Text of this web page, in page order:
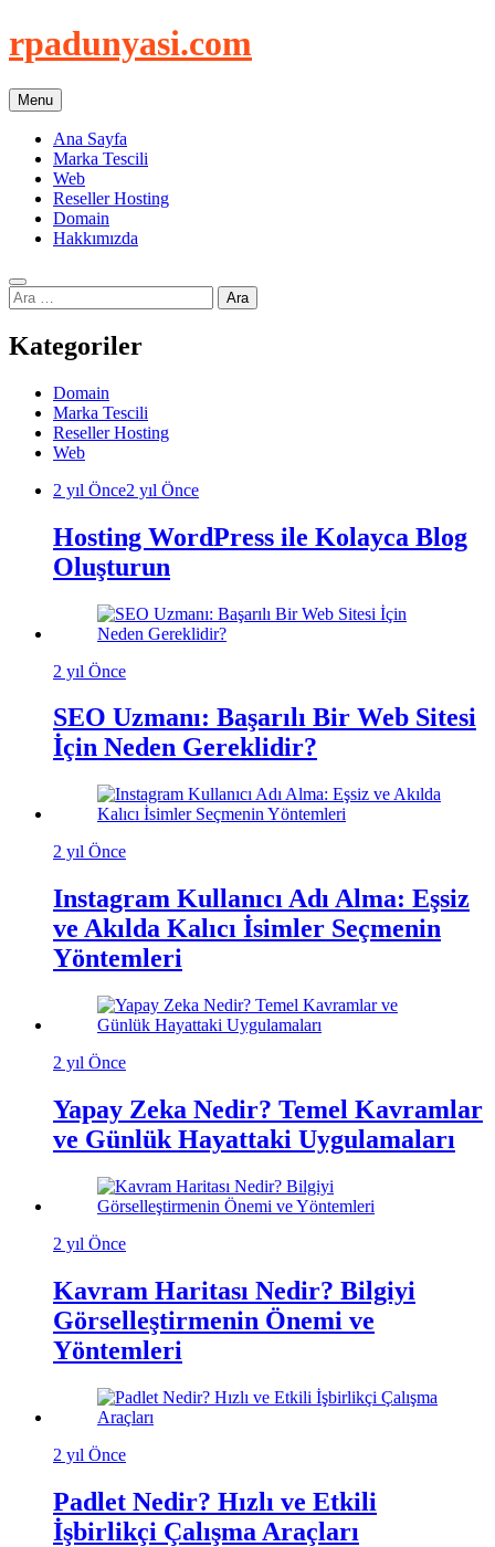
to
rpadunyasi.com
"Webin Kalbinde: Marka Tescili ve Hosting Çözümleri!
Menu
Ana Sayfa
Marka Tescili
Web
Reseller Hosting
Domain
Hakkımızda
Arama:
Kategoriler
Domain
Marka Tescili
Reseller Hosting
Web
2 yıl Önce2 yıl Önce
Hosting WordPress ile Kolayca Blog
Oluşturun
2 yıl Önce
SEO Uzmanı: Başarılı Bir Web Sitesi
İçin Neden Gereklidir?
2 yıl Önce
Instagram Kullanıcı Adı Alma: Eşsiz
ve Akılda Kalıcı İsimler Seçmenin
Yöntemleri
2 yıl Önce
Yapay Zeka Nedir? Temel Kavramlar
ve Günlük Hayattaki Uygulamaları
2 yıl Önce
Kavram Haritası Nedir? Bilgiyi
Görselleştirmenin Önemi ve
Yöntemleri
2 yıl Önce
Padlet Nedir? Hızlı ve Etkili
İşbirlikçi Çalışma Araçları